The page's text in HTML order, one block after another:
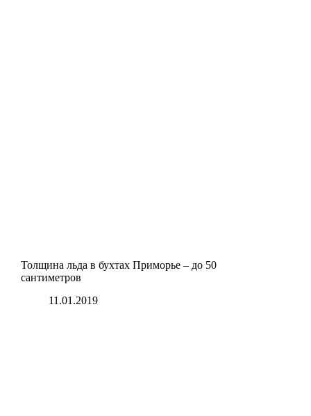
Толщина льда в бухтах Приморье – до 50
сантиметров
11.01.2019